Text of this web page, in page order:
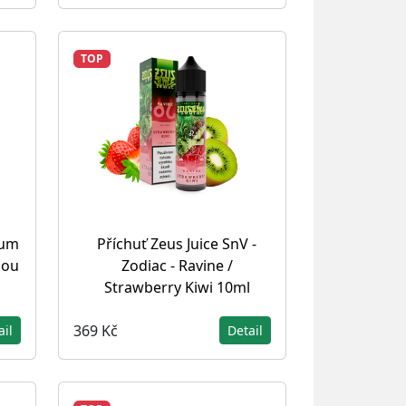
TOP
Příchuť Zeus Juice SnV -
Zodiac - Ravine /
Strawberry Kiwi 10ml
369 Kč Detail